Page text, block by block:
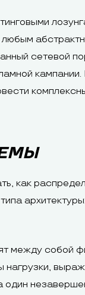
сетевой
как
между собой
один